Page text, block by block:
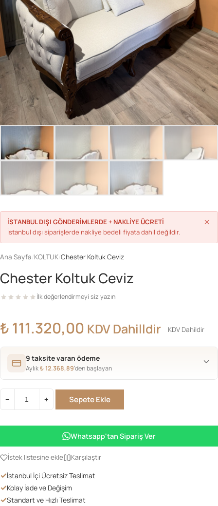
Parolanızı mı unuttunuz?
Hesap Oluştur
İSTANBUL DIŞI GÖNDERİMLERDE + NAKLİYE ÜCRETİ
İstanbul dışı siparişlerde nakliye bedeli fiyata dahil değildir.
×
Ana Sayfa KOLTUK Chester Koltuk Ceviz
Chester Koltuk Ceviz
İlk değerlendirmeyi siz yazın
₺111.320,00 KDV Dahilldir KDV Dahildir
9 taksite varan ödeme
Aylık₺12.368,89’den başlayan
−
Chester
Ceviz
+ Sepete Ekle
Whatsapp'tan Sipariş Ver
İstek listesine ekle Karşılaştır
✓İstanbul İçi Ücretsiz Teslimat
✓Kolay İade ve Değişim
✓Standart ve Hızlı Teslimat